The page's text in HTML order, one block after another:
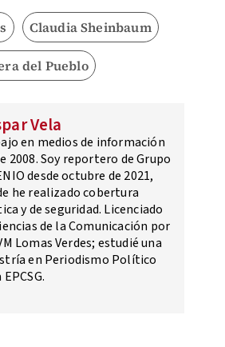
Claudia Sheinbaum
del Pueblo
Vela
en medios de información
2008. Soy reportero de Grupo
desde octubre de 2021,
he realizado cobertura
y de seguridad. Licenciado
de la Comunicación por
Lomas Verdes; estudié una
en Periodismo Político